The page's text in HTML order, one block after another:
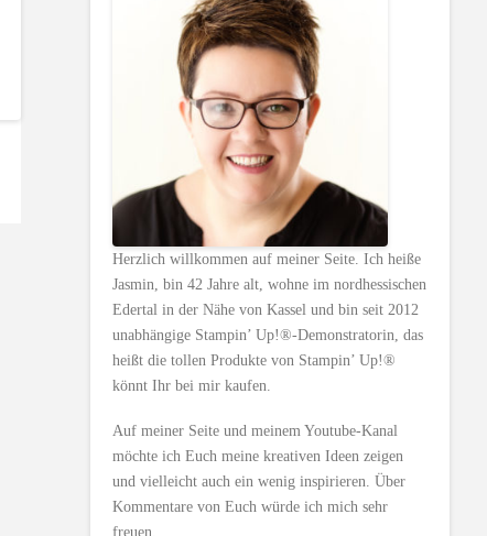
Herzlich willkommen auf meiner Seite. Ich heiße
Jasmin, bin 42 Jahre alt, wohne im nordhessischen
Edertal in der Nähe von Kassel und bin seit 2012
unabhängige Stampin’ Up!®-Demonstratorin, das
heißt die tollen Produkte von Stampin’ Up!®
könnt Ihr bei mir kaufen.
Auf meiner Seite und meinem Youtube-Kanal
möchte ich Euch meine kreativen Ideen zeigen
und vielleicht auch ein wenig inspirieren. Über
Kommentare von Euch würde ich mich sehr
freuen.